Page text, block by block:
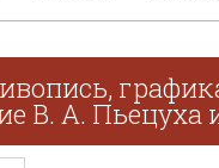
В. А.